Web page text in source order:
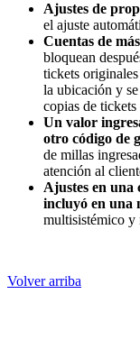
Ajustes de
el ajuste
Cuentas de
bloquean
tickets
la ubicación y
copias de tickets
Un valor
otro código de
de millas
atención al
Ajustes en una
incluyó en una
multisistémico y
Volver arriba